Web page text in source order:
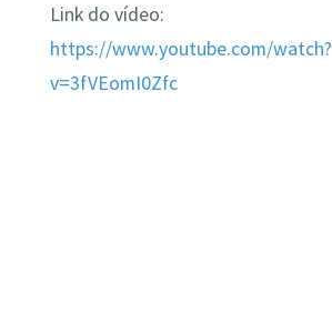
Link do vídeo:
https://www.youtube.com/watch?
v=3fVEomI0Zfc